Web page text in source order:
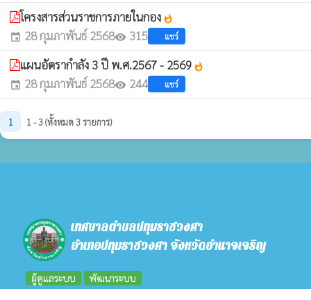
โครงสารส่วนราชการภายในกอง whatshot
event 28 กุมภาพันธ์ 2568visibility 315 แชร์
แผนอัตรากำลัง 3 ปี พ.ศ.2567 - 2569 whatshot
event 28 กุมภาพันธ์ 2568visibility 244 แชร์
1 1 - 3 (ทั้งหมด 3 รายการ)
เทศบาลตำบลปทุมราชวงศา
อำเภอปทุมราชวงศา จังหวัดอำนาจเจริญ
ผู้ดูแลระบบ พัฒนาระบบ